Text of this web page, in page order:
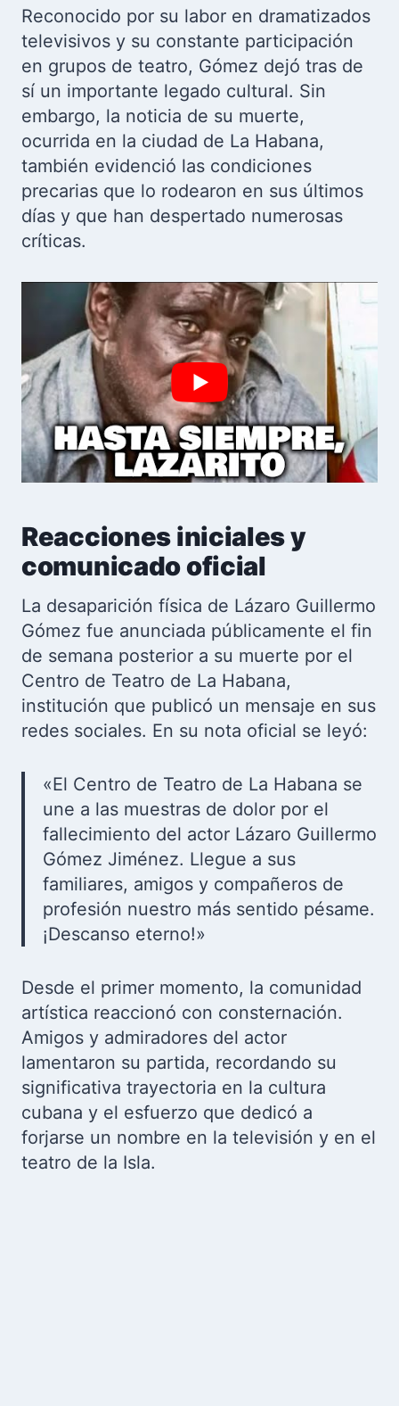
Reconocido por su labor en dramatizados
televisivos y su constante participación
en grupos de teatro, Gómez dejó tras de
sí un importante legado cultural. Sin
embargo, la noticia de su muerte,
ocurrida en la ciudad de La Habana,
también evidenció las condiciones
precarias que lo rodearon en sus últimos
días y que han despertado numerosas
críticas.
Reacciones iniciales y
comunicado oficial
La desaparición física de Lázaro Guillermo
Gómez fue anunciada públicamente el fin
de semana posterior a su muerte por el
Centro de Teatro de La Habana,
institución que publicó un mensaje en sus
redes sociales. En su nota oficial se leyó:
«El Centro de Teatro de La Habana se
une a las muestras de dolor por el
fallecimiento del actor Lázaro Guillermo
Gómez Jiménez. Llegue a sus
familiares, amigos y compañeros de
profesión nuestro más sentido pésame.
¡Descanso eterno!»
Desde el primer momento, la comunidad
artística reaccionó con consternación.
Amigos y admiradores del actor
lamentaron su partida, recordando su
significativa trayectoria en la cultura
cubana y el esfuerzo que dedicó a
forjarse un nombre en la televisión y en el
teatro de la Isla.